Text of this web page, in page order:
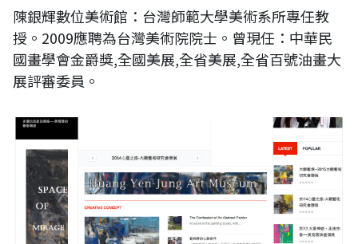
陳銀輝數位美術館：台灣師範大學美術系所專任教
授。2009應聘為台灣美術院院士。曾現任：中華民
國畫學會金爵獎,全國美展,全省美展,全省百號油畫大
展評審委員。